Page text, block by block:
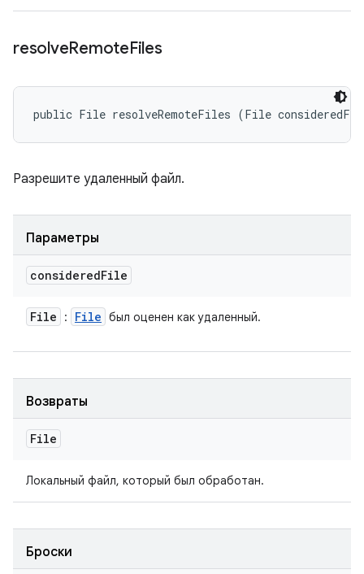
resolveRemoteFiles
public File resolveRemoteFiles (File
Разрешите удаленный файл.
Параметры
consideredFile
File : File был оценен как удаленный.
Возвраты
File
Локальный файл, который был обработан.
Броски